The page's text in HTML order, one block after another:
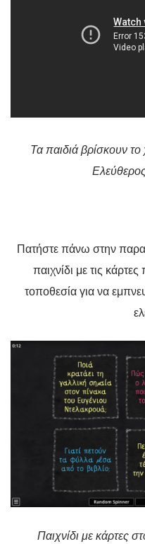
Τα παιδιά βρίσκουν
Πατήστε πάνω στην
παιχνίδι με τις
τοποθεσία για να
Παιχνίδι με κάρτες